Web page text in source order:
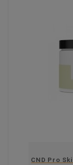
CND Pro